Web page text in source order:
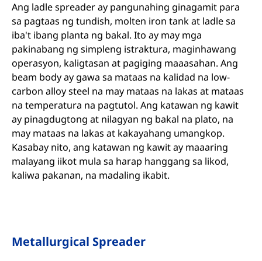
Ang ladle spreader ay pangunahing ginagamit para
sa pagtaas ng tundish, molten iron tank at ladle sa
iba't ibang planta ng bakal. Ito ay may mga
pakinabang ng simpleng istraktura, maginhawang
operasyon, kaligtasan at pagiging maaasahan. Ang
beam body ay gawa sa mataas na kalidad na low-
carbon alloy steel na may mataas na lakas at mataas
na temperatura na pagtutol. Ang katawan ng kawit
ay pinagdugtong at nilagyan ng bakal na plato, na
may mataas na lakas at kakayahang umangkop.
Kasabay nito, ang katawan ng kawit ay maaaring
malayang iikot mula sa harap hanggang sa likod,
kaliwa pakanan, na madaling ikabit.
Metallurgical Spreader